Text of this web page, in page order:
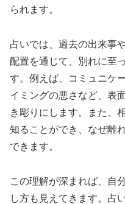
られます。
占いでは、過去の出来事
配置を通じて、別れに至
す。例えば、コミュニケ
イミングの悪さなど、表
き彫りにします。また、
知ることができ、なぜ離
できます。
この理解が深まれば、自
し方も見えてきます。占